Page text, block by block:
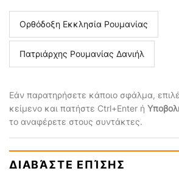
Ορθόδοξη Εκκλησία Ρουμανίας
Πατριάρχης Ρουμανίας Δανιήλ
Εάν παρατηρήσετε κάποιο σφάλμα,
κείμενο και πατήστε Ctrl+Enter ή
το αναφέρετε στους συντάκτες.
ΔΙΑΒΆΣΤΕ ΕΠΊΣΗΣ